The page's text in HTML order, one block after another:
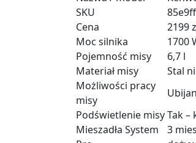
SKU
Cena
2199
Moc silnika
1700
Pojemność misy
6,7 l
Materiał misy
Stal
Możliwości pracy
misy
Podświetlenie misyTak –
Mieszadła System
3